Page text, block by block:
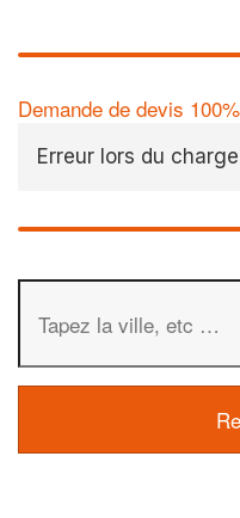
Demande de devis
Erreur lors du